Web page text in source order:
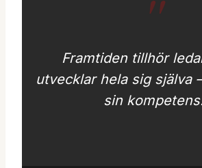
Framtiden tillhör
utvecklar hela sig själva
sin